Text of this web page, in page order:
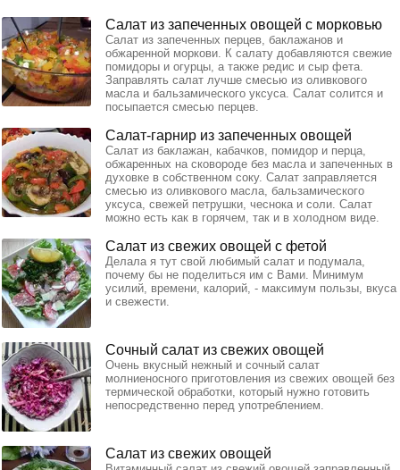
Салат из запеченных овощей с морковью
Салат из запеченных перцев, баклажанов и
обжаренной моркови. К салату добавляются свежие
помидоры и огурцы, а также редис и сыр фета.
Заправлять салат лучше смесью из оливкового
масла и бальзамического уксуса. Салат солится и
посыпается смесью перцев.
Салат-гарнир из запеченных овощей
Салат из баклажан, кабачков, помидор и перца,
обжаренных на сковороде без масла и запеченных в
духовке в собственном соку. Салат заправляется
смесью из оливкового масла, бальзамического
уксуса, свежей петрушки, чеснока и соли. Салат
можно есть как в горячем, так и в холодном виде.
Салат из свежих овощей с фетой
Делала я тут свой любимый салат и подумала,
почему бы не поделиться им с Вами. Минимум
усилий, времени, калорий, - максимум пользы, вкуса
и свежести.
Сочный салат из свежих овощей
Очень вкусный нежный и сочный салат
молниеносного приготовления из свежих овощей без
термической обработки, который нужно готовить
непосредственно перед употреблением.
Салат из свежих овощей